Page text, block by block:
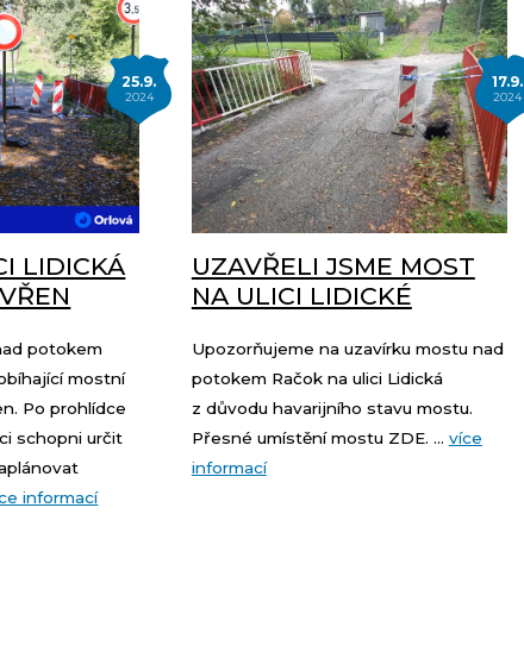
25.9.
2024
LIDICKÁ
potokem
mostní
Po prohlídce
schopni určit
informací
17.9.
2024
UZAVŘELI JSME MOST
NA ULICI LIDICKÉ
Upozorňujeme na uzavírku mostu nad
potokem Račok na ulici Lidická
z důvodu havarijního stavu mostu.
Přesné umístění mostu ZDE. ... více
informací